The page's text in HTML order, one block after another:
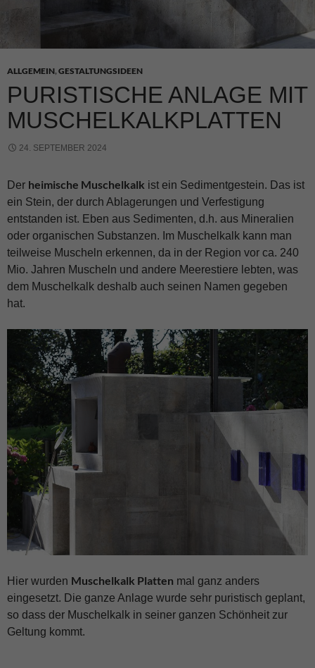
ALLGEMEIN, GESTALTUNGSIDEEN
PURISTISCHE ANLAGE MIT
MUSCHELKALKPLATTEN
24. SEPTEMBER 2024
Der heimische Muschelkalk ist ein Sedimentgestein. Das ist
ein Stein, der durch Ablagerungen und Verfestigung
entstanden ist. Eben aus Sedimenten, d.h. aus Mineralien
oder organischen Substanzen. Im Muschelkalk kann man
teilweise Muscheln erkennen, da in der Region vor ca. 240
Mio. Jahren Muscheln und andere Meerestiere lebten, was
dem Muschelkalk deshalb auch seinen Namen gegeben
hat.
Hier wurden Muschelkalk Platten mal ganz anders
eingesetzt. Die ganze Anlage wurde sehr puristisch geplant,
so dass der Muschelkalk in seiner ganzen Schönheit zur
Geltung kommt.